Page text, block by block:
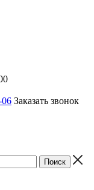
06 Заказать звонок